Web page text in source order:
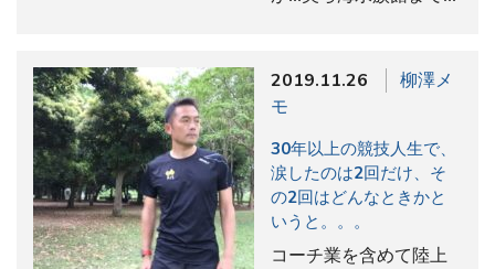
2019.11.26
柳澤メ
モ
30年以上の競技人生で、
涙したのは2回だけ、そ
の2回はどんなときかと
いうと。。。
コーチ業を含めて陸上